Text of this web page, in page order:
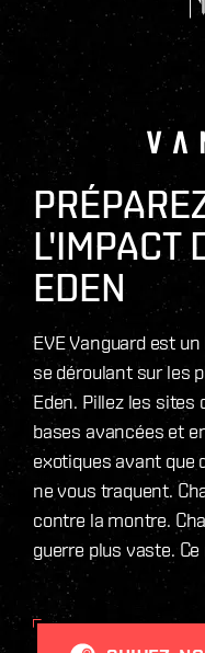
L'IMPACT
EDEN
EVE Vanguard est
se déroulant sur les
Eden. Pillez les sites
bases avancées et
exotiques avant que
ne vous traquent.
contre la montre.
guerre plus vaste.